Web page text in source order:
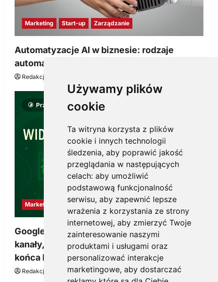
Używamy plików
cookie
Ta witryna korzysta z plików
cookie i innych technologii
śledzenia, aby poprawić jakość
przeglądania w następujących
celach: aby umożliwić
podstawową funkcjonalność
serwisu, aby zapewnić lepsze
wrażenia z korzystania ze strony
internetowej, aby zmierzyć Twoje
zainteresowanie naszymi
produktami i usługami oraz
personalizować interakcje
marketingowe, aby dostarczać
Marketing Start-up Zarządzanie
Automatyzacje AI w biznesie: rodzaje
automatyzacji i korzyści dla Twojej firmy
Redakcja KnowMore.pl
Przeczytano 8 minut
Marketing
Google Ads, SEO i analityka – jak połączyć
kanały, żeby reklama pracowała dłużej niż do
końca budżetu
Redakcja KnowMore.pl 20 marca, 2026 0